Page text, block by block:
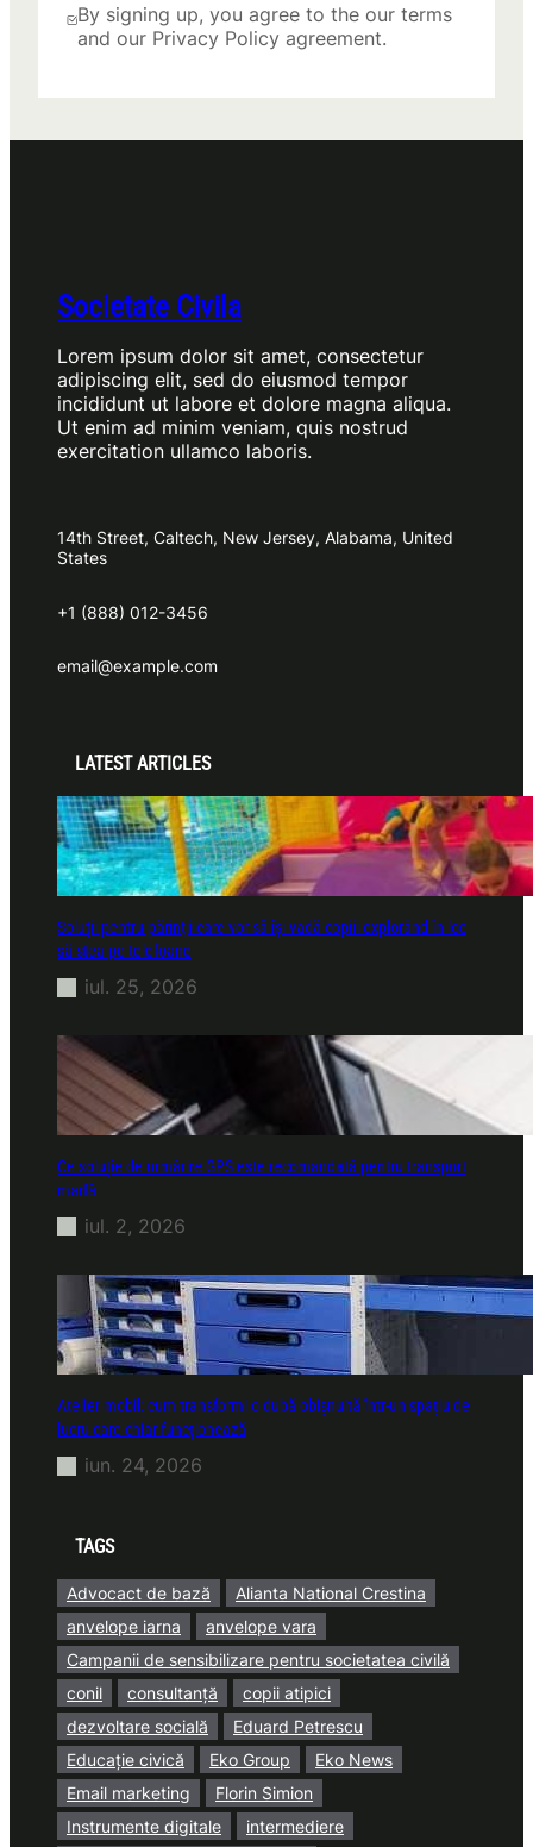
By signing up, you agree to the our terms
and our Privacy Policy agreement.
Societate Civila
Lorem ipsum dolor sit amet, consectetur
adipiscing elit, sed do eiusmod tempor
incididunt ut labore et dolore magna aliqua.
Ut enim ad minim veniam, quis nostrud
exercitation ullamco laboris.
14th Street, Caltech, New Jersey, Alabama, United
States
+1 (888) 012-3456
email@example.com
LATEST ARTICLES
Soluții pentru părinții care vor să își vadă copiii explorând în loc
să stea pe telefoane
iul. 25, 2026
Ce soluție de urmărire GPS este recomandată pentru transport
marfă
iul. 2, 2026
Atelier mobil: cum transformi o dubă obișnuită într-un spațiu de
lucru care chiar funcționează
iun. 24, 2026
TAGS
Advocact de bază
Alianta National Crestina
anvelope iarna
anvelope vara
Campanii de sensibilizare pentru societatea civilă
conil
consultanță
copii atipici
dezvoltare socială
Eduard Petrescu
Educație civică
Eko Group
Eko News
Email marketing
Florin Simion
Instrumente digitale
intermediere